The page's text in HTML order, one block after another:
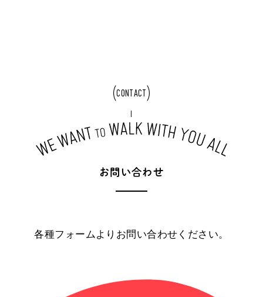
CONTACT
お 問 い合わせ
各種フォームよりお問い合わせください。